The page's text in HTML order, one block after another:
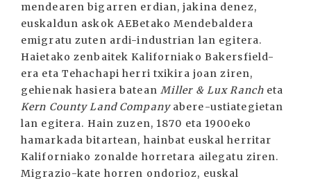
mendearen bigarren erdian, jakina denez,
euskaldun askok AEBetako Mendebaldera
emigratu zuten ardi-industrian lan egitera.
Haietako zenbaitek Kaliforniako Bakersfield-
era eta Tehachapi herri txikira joan ziren,
gehienak hasiera batean Miller & Lux Ranch eta
Kern County Land Company abere-ustiategietan
lan egitera. Hain zuzen, 1870 eta 1900eko
hamarkada bitartean, hainbat euskal herritar
Kaliforniako zonalde horretara ailegatu ziren.
Migrazio-kate horren ondorioz, euskal